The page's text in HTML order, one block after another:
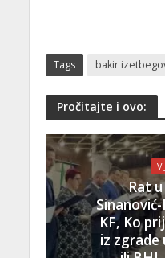
Tags bakir
Pročitajte i ovo:
Rat u
KF, Ko
iz zgrade